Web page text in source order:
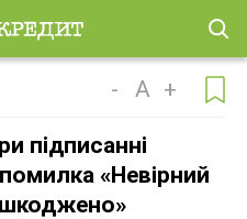
- A +
підписанні
«Невірний